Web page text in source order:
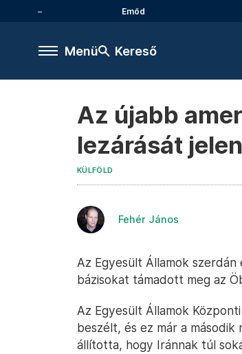
Emőd
Menü Kereső
Az újabb
lezárását
KÜLFÖLD
Fehér János
Az Egyesült Államok szerdán
bázisokat támadott meg az
Az Egyesült Államok
beszélt, és ez már a
állította, hogy Iránnak túl